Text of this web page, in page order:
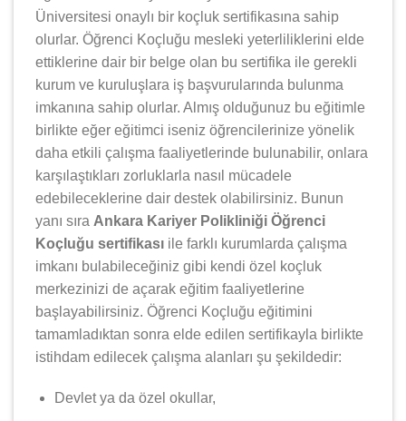
Üniversitesi onaylı bir koçluk sertifikasına sahip
olurlar. Öğrenci Koçluğu mesleki yeterliliklerini elde
ettiklerine dair bir belge olan bu sertifika ile gerekli
kurum ve kuruluşlara iş başvurularında bulunma
imkanına sahip olurlar. Almış olduğunuz bu eğitimle
birlikte eğer eğitimci iseniz öğrencilerinize yönelik
daha etkili çalışma faaliyetlerinde bulunabilir, onlara
karşılaştıkları zorluklarla nasıl mücadele
edebileceklerine dair destek olabilirsiniz. Bunun
yanı sıra Ankara Kariyer Polikliniği Öğrenci
Koçluğu sertifikası ile farklı kurumlarda çalışma
imkanı bulabileceğiniz gibi kendi özel koçluk
merkezinizi de açarak eğitim faaliyetlerine
başlayabilirsiniz. Öğrenci Koçluğu eğitimini
tamamladıktan sonra elde edilen sertifikayla birlikte
istihdam edilecek çalışma alanları şu şekildedir:
Devlet ya da özel okullar,